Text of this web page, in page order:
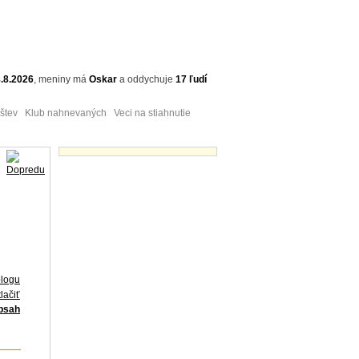
, meniny má Oskar a oddychuje 17 ľudí
Klub nahnevaných Veci na stiahnutie